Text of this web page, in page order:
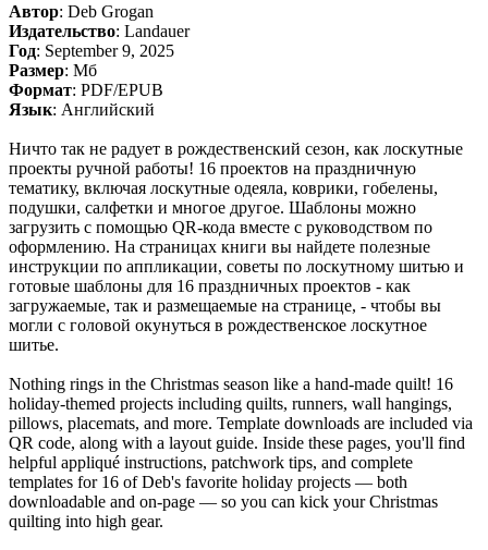
Автор: Deb Grogan
Издательство: Landauer
Год: September 9, 2025
Размер: Мб
Формат: PDF/EPUB
Язык: Английский
Ничто так не радует в рождественский сезон, как лоскутные
проекты ручной работы! 16 проектов на праздничную
тематику, включая лоскутные одеяла, коврики, гобелены,
подушки, салфетки и многое другое. Шаблоны можно
загрузить с помощью QR-кода вместе с руководством по
оформлению. На страницах книги вы найдете полезные
инструкции по аппликации, советы по лоскутному шитью и
готовые шаблоны для 16 праздничных проектов - как
загружаемые, так и размещаемые на странице, - чтобы вы
могли с головой окунуться в рождественское лоскутное
шитье.
Nothing rings in the Christmas season like a hand-made quilt! 16
holiday-themed projects including quilts, runners, wall hangings,
pillows, placemats, and more. Template downloads are included via
QR code, along with a layout guide. Inside these pages, you'll find
helpful appliqué instructions, patchwork tips, and complete
templates for 16 of Deb's favorite holiday projects — both
downloadable and on-page — so you can kick your Christmas
quilting into high gear.